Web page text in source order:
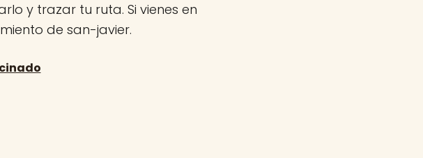
y trazar tu ruta. Si vienes en
de san-javier.